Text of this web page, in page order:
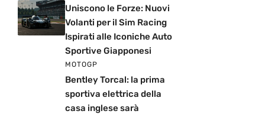
Uniscono le Forze: Nuovi
Volanti per il Sim Racing
Ispirati alle Iconiche Auto
Sportive Giapponesi
MOTOGP
Bentley Torcal: la prima
sportiva elettrica della
casa inglese sarà